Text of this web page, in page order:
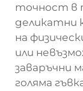
точност в
деликатни
на
или
заваръчни
голяма